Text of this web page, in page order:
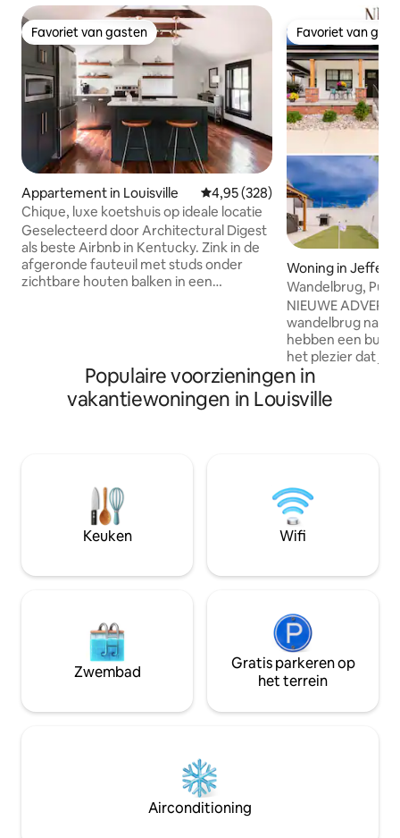
Favoriet van gasten
Favoriet van gasten
Appartement in Louisville Gemiddelde beoordeling van
4,95 (328)
Chique, luxe koetshuis op ideale locatie
Geselecteerd door Architectural Digest
als beste Airbnb in Kentucky. Zink in de
afgeronde fauteuil met studs onder
zichtbare houten balken in een
met schuiframen en een schuifdeur. Dit
volledig ingerichte appartement is
perfect voor een weekendje weg of
met high-end afwerkingen met behoud
van het historische karakter van zijn
verleden als koetshuis. Je komt het
appartement binnen via een gang met
Boven is er een grote
apparaten en een 50inch 4K smart-tv.
De schuifdeur scheidt de slaapkamer,
waar u ook een grote inloopkast, een
marmeren badkamer met een 6 voet
badkuip en een gloednieuwe queen-size
Tuft en Needle matras. We ontmoeten
inchecken, afhankelijk van de voorkeur.
Voor de rest van je verblijf zijn we in de
buurt voor eventuele extra behoeften.
Cherokee Triangle is een van de meest
Favoriet van
Favoriet van
Woning in
Wandelbrug, Putt
NIEUWE ADVERTENTIE:
wandelbrug naar
hebben een
het plezier dat je
één huis. Op een
restaurants,
loopbrug naar
hebben in dit onlangs gerenoveerde
juweeltje. We
hoge kwaliteit en
slaapkamers en
Populaire voorzieningen in
vakantiewoningen in Louisville
Keuken Wifi
Zwembad
Gratis parkeren op
het terrein
Airconditioning